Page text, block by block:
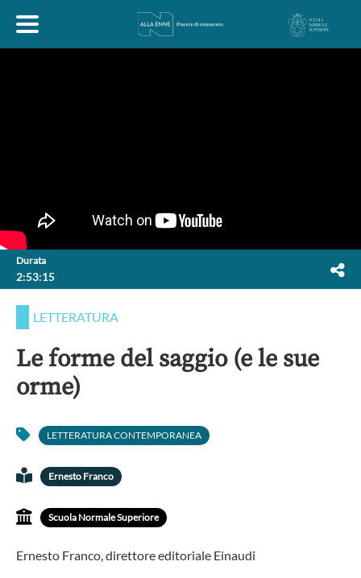
LETTERATURA
POLITICA
Durata
2:53:15
LETTERATURA
Le forme del saggio (e le sue
orme)
LETTERATURA CONTEMPORANEA
Ernesto Franco
Scuola Normale Superiore
Ernesto Franco, direttore editoriale Einaudi